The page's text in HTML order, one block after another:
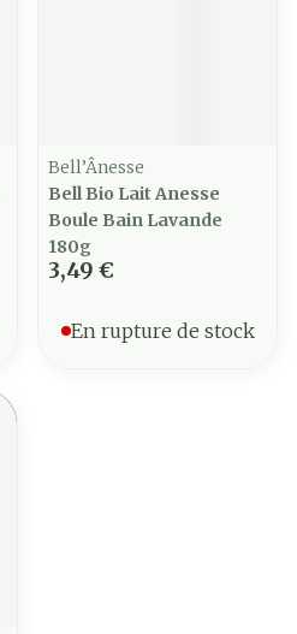
Bell’Ânesse
Bell Bio Lait Anesse
Boule Bain Lavande
180g
3,49 €
En rupture de stock